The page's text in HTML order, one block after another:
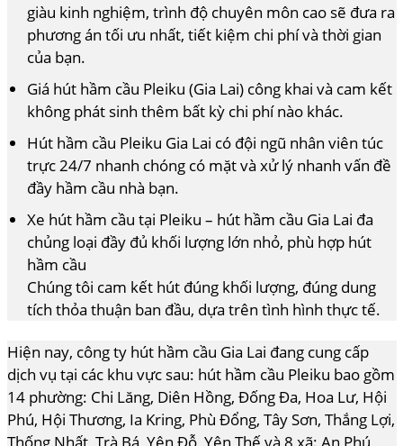
giàu kinh nghiệm, trình độ chuyên môn cao sẽ đưa ra
phương án tối ưu nhất, tiết kiệm chi phí và thời gian
của bạn.
Giá hút hầm cầu Pleiku (Gia Lai) công khai và cam kết
không phát sinh thêm bất kỳ chi phí nào khác.
Hút hầm cầu Pleiku Gia Lai có đội ngũ nhân viên túc
trực 24/7 nhanh chóng có mặt và xử lý nhanh vấn đề
đầy hầm cầu nhà bạn.
Xe hút hầm cầu tại Pleiku – hút hầm cầu Gia Lai đa
chủng loại đầy đủ khối lượng lớn nhỏ, phù hợp hút
hầm cầu
Chúng tôi cam kết hút đúng khối lượng, đúng dung
tích thỏa thuận ban đầu, dựa trên tình hình thực tế.
Hiện nay, công ty hút hầm cầu Gia Lai đang cung cấp
dịch vụ tại các khu vực sau: hút hầm cầu Pleiku bao gồm
14 phường: Chi Lăng, Diên Hồng, Đống Đa, Hoa Lư, Hội
Phú, Hội Thương, Ia Kring, Phù Đổng, Tây Sơn, Thắng Lợi,